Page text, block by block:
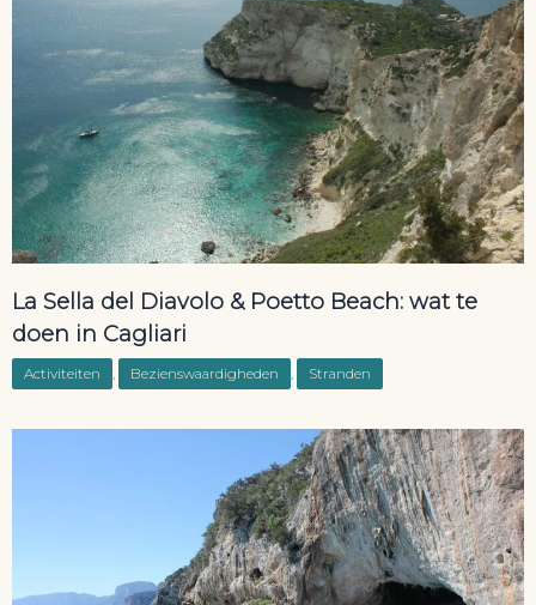
La Sella del Diavolo & Poetto Beach: wat te
doen in Cagliari
Activiteiten , Bezienswaardigheden , Stranden